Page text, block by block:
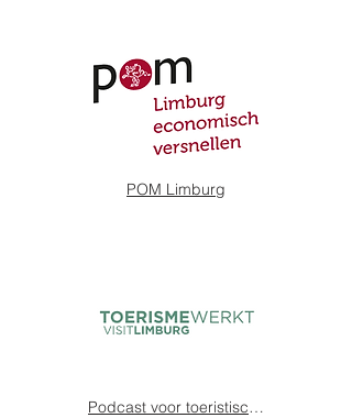
POM Limburg
Podcast voor toeristische ondernemers